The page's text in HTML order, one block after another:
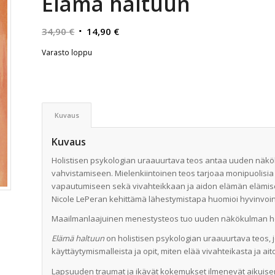
34,90€ Alkuperäinen
oli:
14,90 €Nykyinen
Varasto loppu
Kuvaus
Kuvaus
Holistisen psykologian uraauurtava teos antaa uuden
vahvistamiseen. Mielenkiintoinen teos tarjoaa
vapautumiseen sekä vivahteikkaan ja aidon elämän
Nicole LePeran kehittämä lähestymistapa huomioi
Maailmanlaajuinen menestysteos tuo uuden näkökulman
Elämä haltuun on holistisen psykologian uraauurtava
käyttäytymismalleista ja opit, miten elää vivahteikasta ja
Lapsuuden traumat ja ikävät kokemukset ilmenevät